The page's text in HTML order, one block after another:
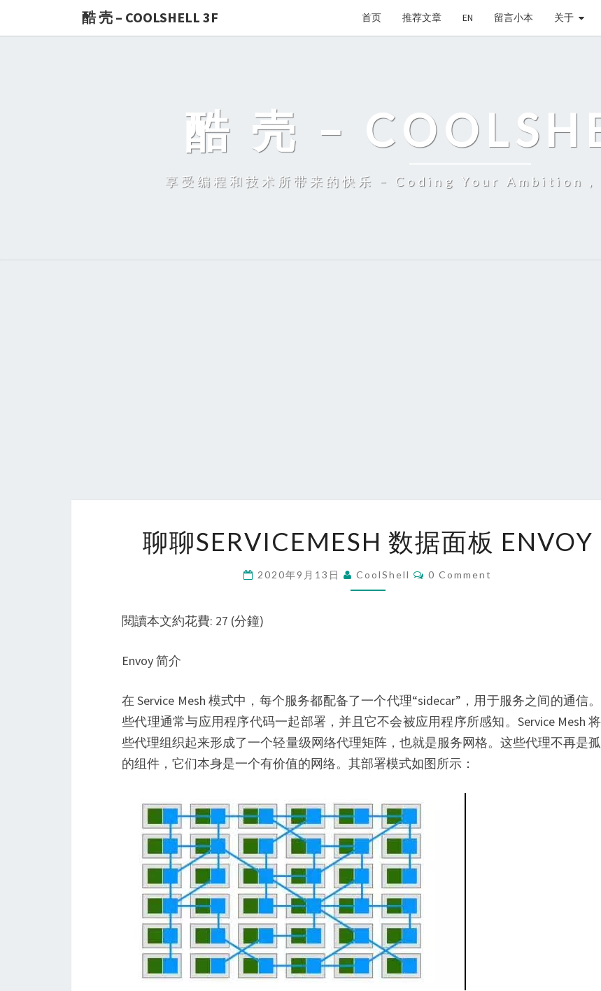
酷 壳 – COOLSHELL 3F 首页 推荐文章 EN 留言小本 关于
酷 壳 –
享受编程和技术所带来的快乐 – Coding Your Ambition
聊
聊聊SERVICEMESH 数据面板 ENVOY
2020年9月13日 CoolShell Comments
0 Comment
閱讀本文約花費: 27 (分鐘)
Envoy 简介
在 Service Mesh 模式中，每个服务都配备了一个代理“sidecar”，用于服务之间的通信
些代理通常与应用程序代码一起部署，并且它不会被应用程序所感知。Service Mesh
些代理组织起来形成了一个轻量级网络代理矩阵，也就是服务网格。这些代理不再是
的组件，它们本身是一个有价值的网络。其部署模式如图所示：